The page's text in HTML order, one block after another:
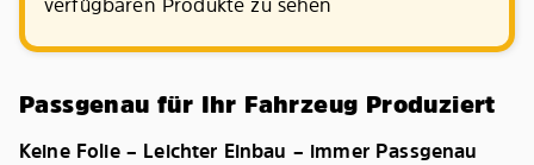
Passgenau für Ihr Fahrzeug Produziert
Keine Folie – Leichter Einbau – immer Passgenau